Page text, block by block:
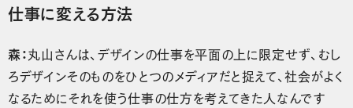
仕事に変える方法
森：丸山さんは、デザインの仕事を平面の上に限定せず、むし
ろデザインそのものをひとつのメディアだと捉えて、社会がよく
なるためにそれを使う仕事の仕方を考えてきた人なんです